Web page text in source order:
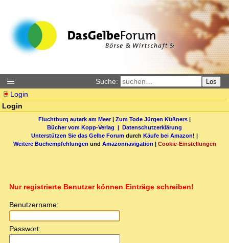
Suche: Los
Login
Login
Fluchtburg autark am Meer| Zum Tode Jürgen Küßners |
Bücher vom Kopp-Verlag | Datenschutzerklärung
Unterstützen Sie das Gelbe Forum durch Käufe bei Amazon! |
Weitere Buchempfehlungen und Amazonnavigation | Cookie-Einstellungen
Nur registrierte Benutzer können Einträge schreiben!
Benutzername:
Passwort: